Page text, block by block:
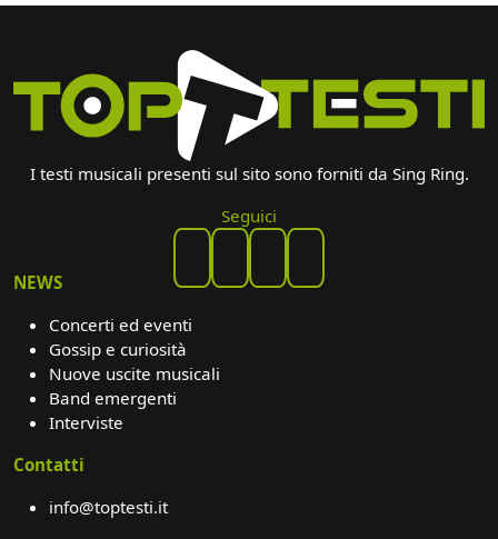
I testi musicali presenti sul sito sono forniti da Sing Ring.
Seguici
NEWS
Concerti ed eventi
Gossip e curiosità
Nuove uscite musicali
Band emergenti
Interviste
Contatti
info@toptesti.it